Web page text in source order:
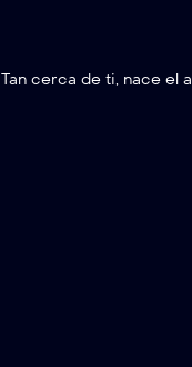
Tan cerca de ti, nace el